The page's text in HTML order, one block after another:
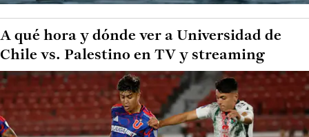
A qué hora y dónde ver a Universidad de
Chile vs. Palestino en TV y streaming